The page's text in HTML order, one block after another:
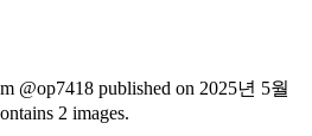
@op7418 published on 2025년 5월
2 images.